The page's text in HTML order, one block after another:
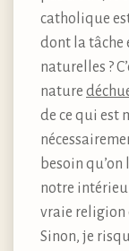
catholique
dont la tâche
naturelles ?
nature
de ce qui est
besoin
notre
vraie religion
Sinon, je